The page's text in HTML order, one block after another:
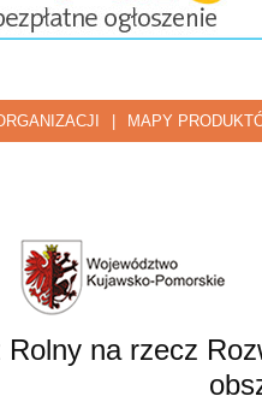
MAPY
na rzecz